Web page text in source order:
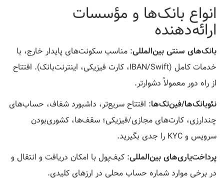
انواع بانک‌ها و مؤسسات
ارائه‌دهنده
بانک‌های سنتی بین‌المللی: مناسب سکونت‌های پایدار خارج، با
خدمات کامل (IBAN/Swift، کارت فیزیکی، اینترنت‌بانک). افتتاح
از راه دور معمولاً دشوارتر.
نئوبانک‌ها/فین‌تک‌ها: افتتاح سریع‌تر، داشبورد شفاف، حساب‌های
چندارزی، کارت‌های مجازی/فیزیکی؛ سقف‌ها، کشوری‌بودن
سرویس و KYC را جدی بگیرید.
پرداخت‌یاری‌های بین‌المللی: کیف‌پول با امکان دریافت و انتقال و
در برخی موارد شماره حساب محلی در ارزهای کلیدی.